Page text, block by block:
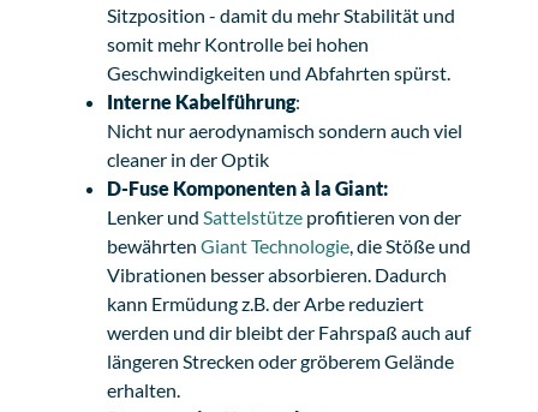
Sitzposition - damit du mehr Stabilität und
somit mehr Kontrolle bei hohen
Geschwindigkeiten und Abfahrten spürst.
Interne Kabelführung:
Nicht nur aerodynamisch sondern auch viel
cleaner in der Optik
D-Fuse Komponenten à la Giant:
Lenker und Sattelstütze profitieren von der
bewährten Giant Technologie, die Stöße und
Vibrationen besser absorbieren. Dadurch
kann Ermüdung z.B. der Arbe reduziert
werden und dir bleibt der Fahrspaß auch auf
längeren Strecken oder gröberem Gelände
erhalten.